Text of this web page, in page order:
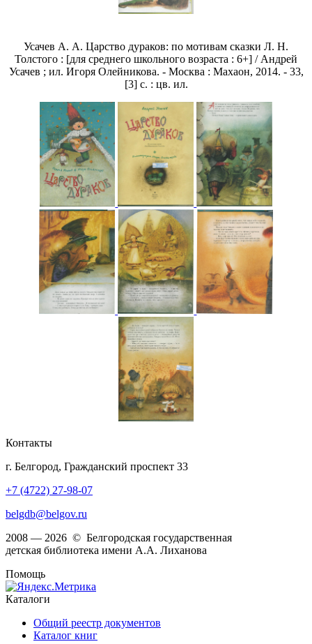
Усачев А. А. Царство дураков: по мотивам сказки Л. Н.
Толстого : [для среднего школьного возраста : 6+] / Андрей
Усачев ; ил. Игоря Олейникова. - Москва : Махаон, 2014. - 33,
[3] с. : цв. ил.
Контакты
г. Белгород, Гражданский проспект 33
+7 (4722) 27-98-07
belgdb@belgov.ru
2008 — 2026 © Белгородская государственная
детская библиотека имени А.А. Лиханова
Помощь
Каталоги
Общий реестр документов
Каталог книг